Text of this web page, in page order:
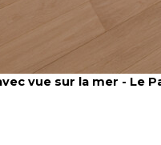
vue sur la mer - Le